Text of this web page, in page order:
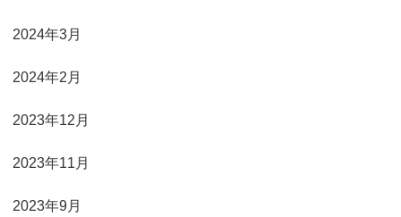
2024年3月
2024年2月
2023年12月
2023年11月
2023年9月